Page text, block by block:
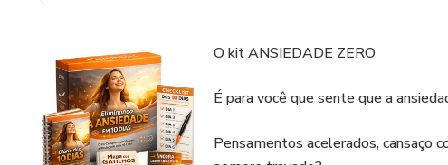
O kit ANSIEDADE ZERO
É para você que sente que a
Pensamentos acelerados, cansaço